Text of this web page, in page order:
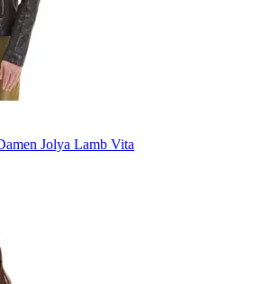
Jolya Lamb Vita